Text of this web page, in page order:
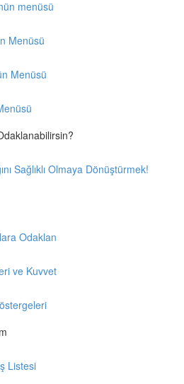
menüsü
Menüsü
Menüsü
Sağlıklı Olmaya Dönüştürmek!
Odaklan
ve Kuvvet
Listesi